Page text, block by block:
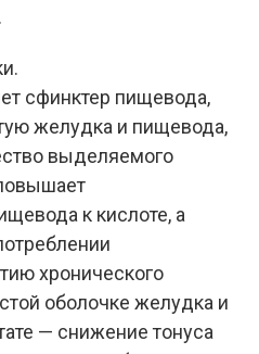
.
сфинктер пищевода,
желудка и пищевода,
выделяемого
к кислоте, а
хронического
оболочке желудка и
— снижение тонуса